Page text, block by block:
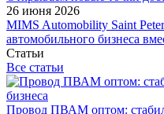
26 июня 2026
MIMS Automobility Saint
автомобильного бизнеса
Статьи
Все статьи
Провод ПВАМ оптом: